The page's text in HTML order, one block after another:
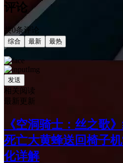
评论
共0条评论
综合 最新 最热
发送
相关阅读
最新更新
《空洞骑士：丝之歌
死亡大黄蜂送回椅子
化详解